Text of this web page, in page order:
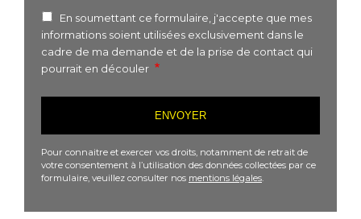
En soumettant ce formulaire, j'accepte que mes
informations soient utilisées exclusivement dans le
cadre de ma demande et de la prise de contact qui
pourrait en découler
Pour connaitre et exercer vos droits, notamment de retrait de
votre consentement à l’utilisation des données collectées par ce
formulaire, veuillez consulter nos mentions légales